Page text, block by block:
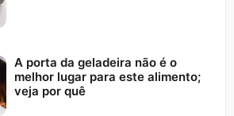
A porta da geladeira não é o
melhor lugar para este alimento;
veja por quê